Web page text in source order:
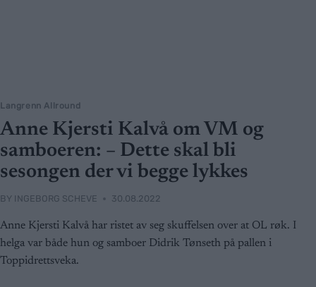
Langrenn Allround
Anne Kjersti Kalvå om VM og
samboeren: – Dette skal bli
sesongen der vi begge lykkes
BY INGEBORG SCHEVE 30.08.2022
Anne Kjersti Kalvå har ristet av seg skuffelsen over at OL røk. I
helga var både hun og samboer Didrik Tønseth på pallen i
Toppidrettsveka.